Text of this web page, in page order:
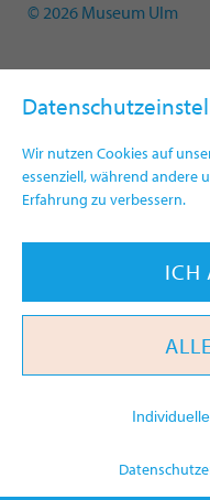
Wir nutzen Cookies auf
essenziell, während andere
Erfahrung zu verbessern.
ICH
© 2026 Museum Ulm